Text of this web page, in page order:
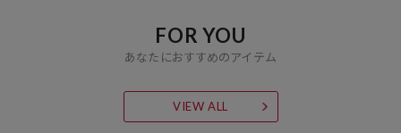
FOR YOU
あなたにおすすめのアイテム
VIEW ALL